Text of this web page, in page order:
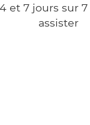
et 7 jours sur
assister